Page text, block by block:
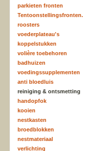
parkieten fronten
Tentoonstellingsfronten.
roosters
voederplateau's
koppelstukken
volière toebehoren
badhuizen
voedingssupplementen
anti bloedluis
reiniging & ontsmetting
handopfok
kooien
nestkasten
broedblokken
nestmateriaal
verlichting